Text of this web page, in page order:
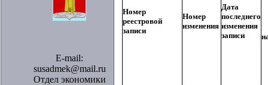
E-mail:
susadmek@mail.ru
Отдел экономики
Номер
реестровой
записи
Номер
изменения
Дата
последнего
изменения
записи